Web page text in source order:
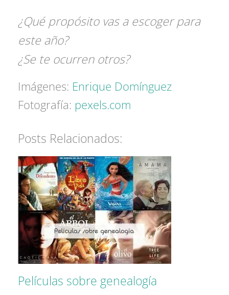
¿Qué propósito vas a escoger para
este año?
¿Se te ocurren otros?
Imágenes: Enrique Domínguez
Fotografía: pexels.com
Posts Relacionados:
Películas sobre genealogía